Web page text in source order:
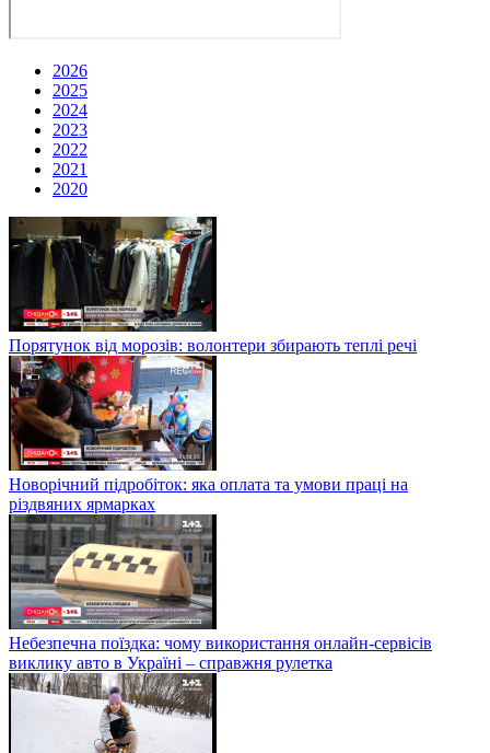
2026
2025
2024
2023
2022
2021
2020
Порятунок від морозів: волонтери збирають теплі речі
Новорічний підробіток: яка оплата та умови праці на
різдвяних ярмарках
Небезпечна поїздка: чому використання онлайн-сервісів
виклику авто в Україні – справжня рулетка